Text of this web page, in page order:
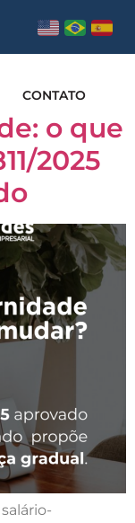
CONTATO
de
o que
2025